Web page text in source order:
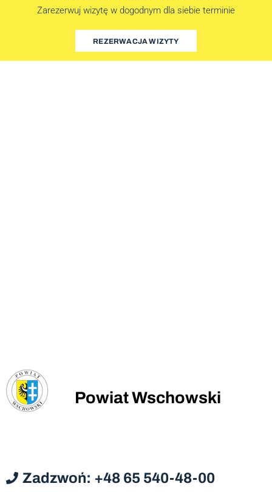
Zarezerwuj wizytę w dogodnym dla siebie terminie
REZERWACJA WIZYTY
Powiat Wschowski
Zadzwoń: +48 65 540-48-00